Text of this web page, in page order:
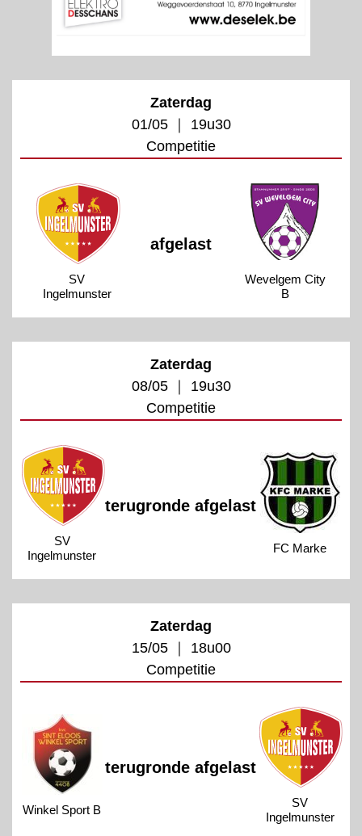
Zaterdag
01/05 ｜ 19u30
Competitie
SV
Ingelmunster
afgelast
Wevelgem City
B
Zaterdag
08/05 ｜ 19u30
Competitie
SV
Ingelmunster
terugronde afgelast
FC Marke
Zaterdag
15/05 ｜ 18u00
Competitie
Winkel Sport B
terugronde afgelast
SV
Ingelmunster